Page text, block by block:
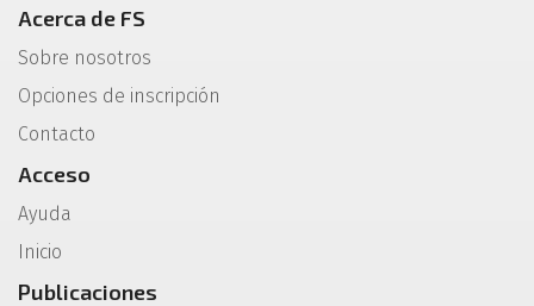
Acerca de FS
Sobre nosotros
Opciones de inscripción
Contacto
Acceso
Ayuda
Inicio
Publicaciones